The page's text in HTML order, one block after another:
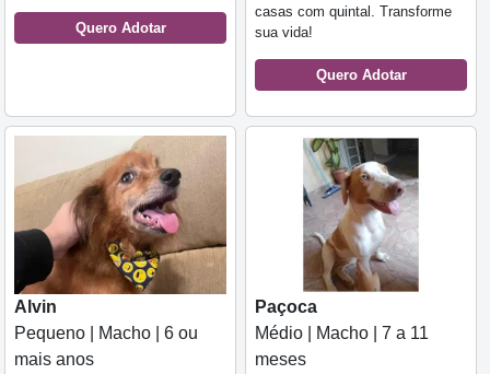
Quero Adotar
casas com quintal. Transforme
sua vida!
Quero Adotar
Alvin
Pequeno | Macho | 6 ou
mais anos
Paçoca
Médio | Macho | 7 a 11
meses